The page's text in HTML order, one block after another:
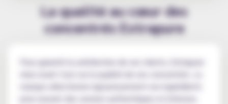
La qualité au cœur des
concentrés Extrapure
Pour garantir la satisfaction de ses clients, Extrapure
marque sélectionne rigoureusement ses ingrédients
pour assurer des saveurs authentiques et intenses.